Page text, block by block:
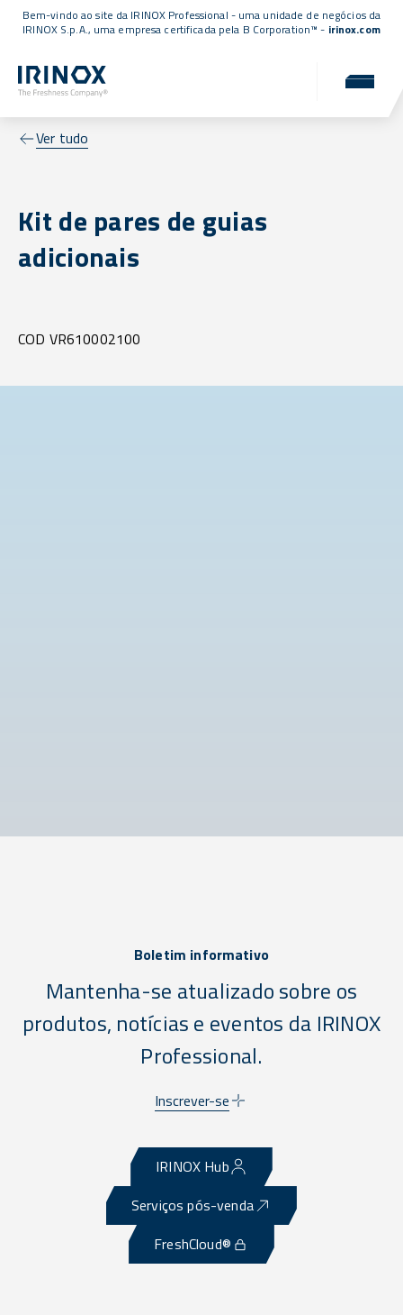
Bem-vindo ao site da IRINOX Professional - uma unidade de negócios da
IRINOX S.p.A., uma empresa certificada pela B Corporation™ - irinox.com
Ver tudo
Kit de pares de guias
adicionais
COD VR610002100
Boletim informativo
Mantenha-se atualizado sobre os
produtos, notícias e eventos da IRINOX
Professional.
Inscrever-se
IRINOX Hub
Serviços pós-venda
FreshCloud®